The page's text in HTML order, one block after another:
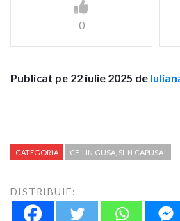
0
Publicat pe 22 iulie 2025 de
CATEGORIA CE-I IN GUSA, SI-N CAPUSA!
DISTRIBUIE: